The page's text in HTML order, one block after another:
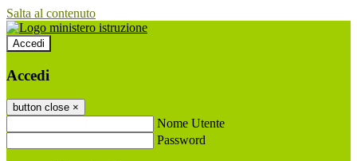
Salta al contenuto
Accedi
Accedi
button close ×
Nome Utente
Password